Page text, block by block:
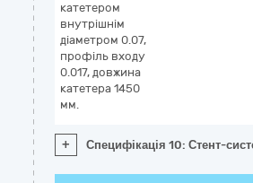
катетером
внутрішнім
діаметром 0.07,
профіль входу
0.017, довжина
катетера 1450
мм.
+ Специфікація 10: Стент-